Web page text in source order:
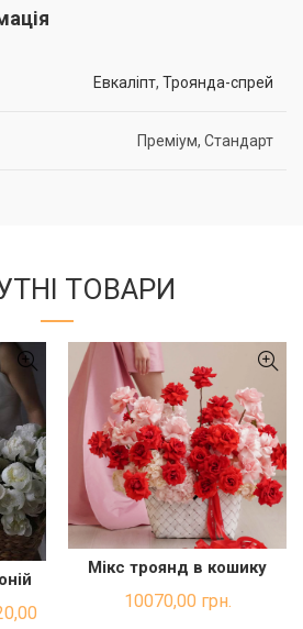
Евкаліпт, Троянда-спрей
Преміум, Стандарт
ТОВАРИ
ДОДАТИ В КОШИК
Мікс троянд в кошику
10070,00 грн.